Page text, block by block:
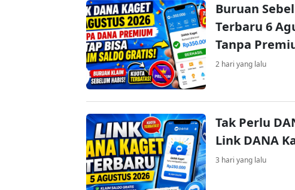
Buruan
Terbaru 6
Tanpa
2 hari yang lalu
Tak Perlu
Link DANA
3 hari yang lalu